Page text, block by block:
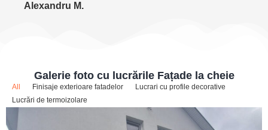
Alexandru M.
Galerie foto cu lucrările Fațade la cheie
All Finisaje exterioare fatadelor
Lucrari cu profile decorative
Lucrări de termoizolare